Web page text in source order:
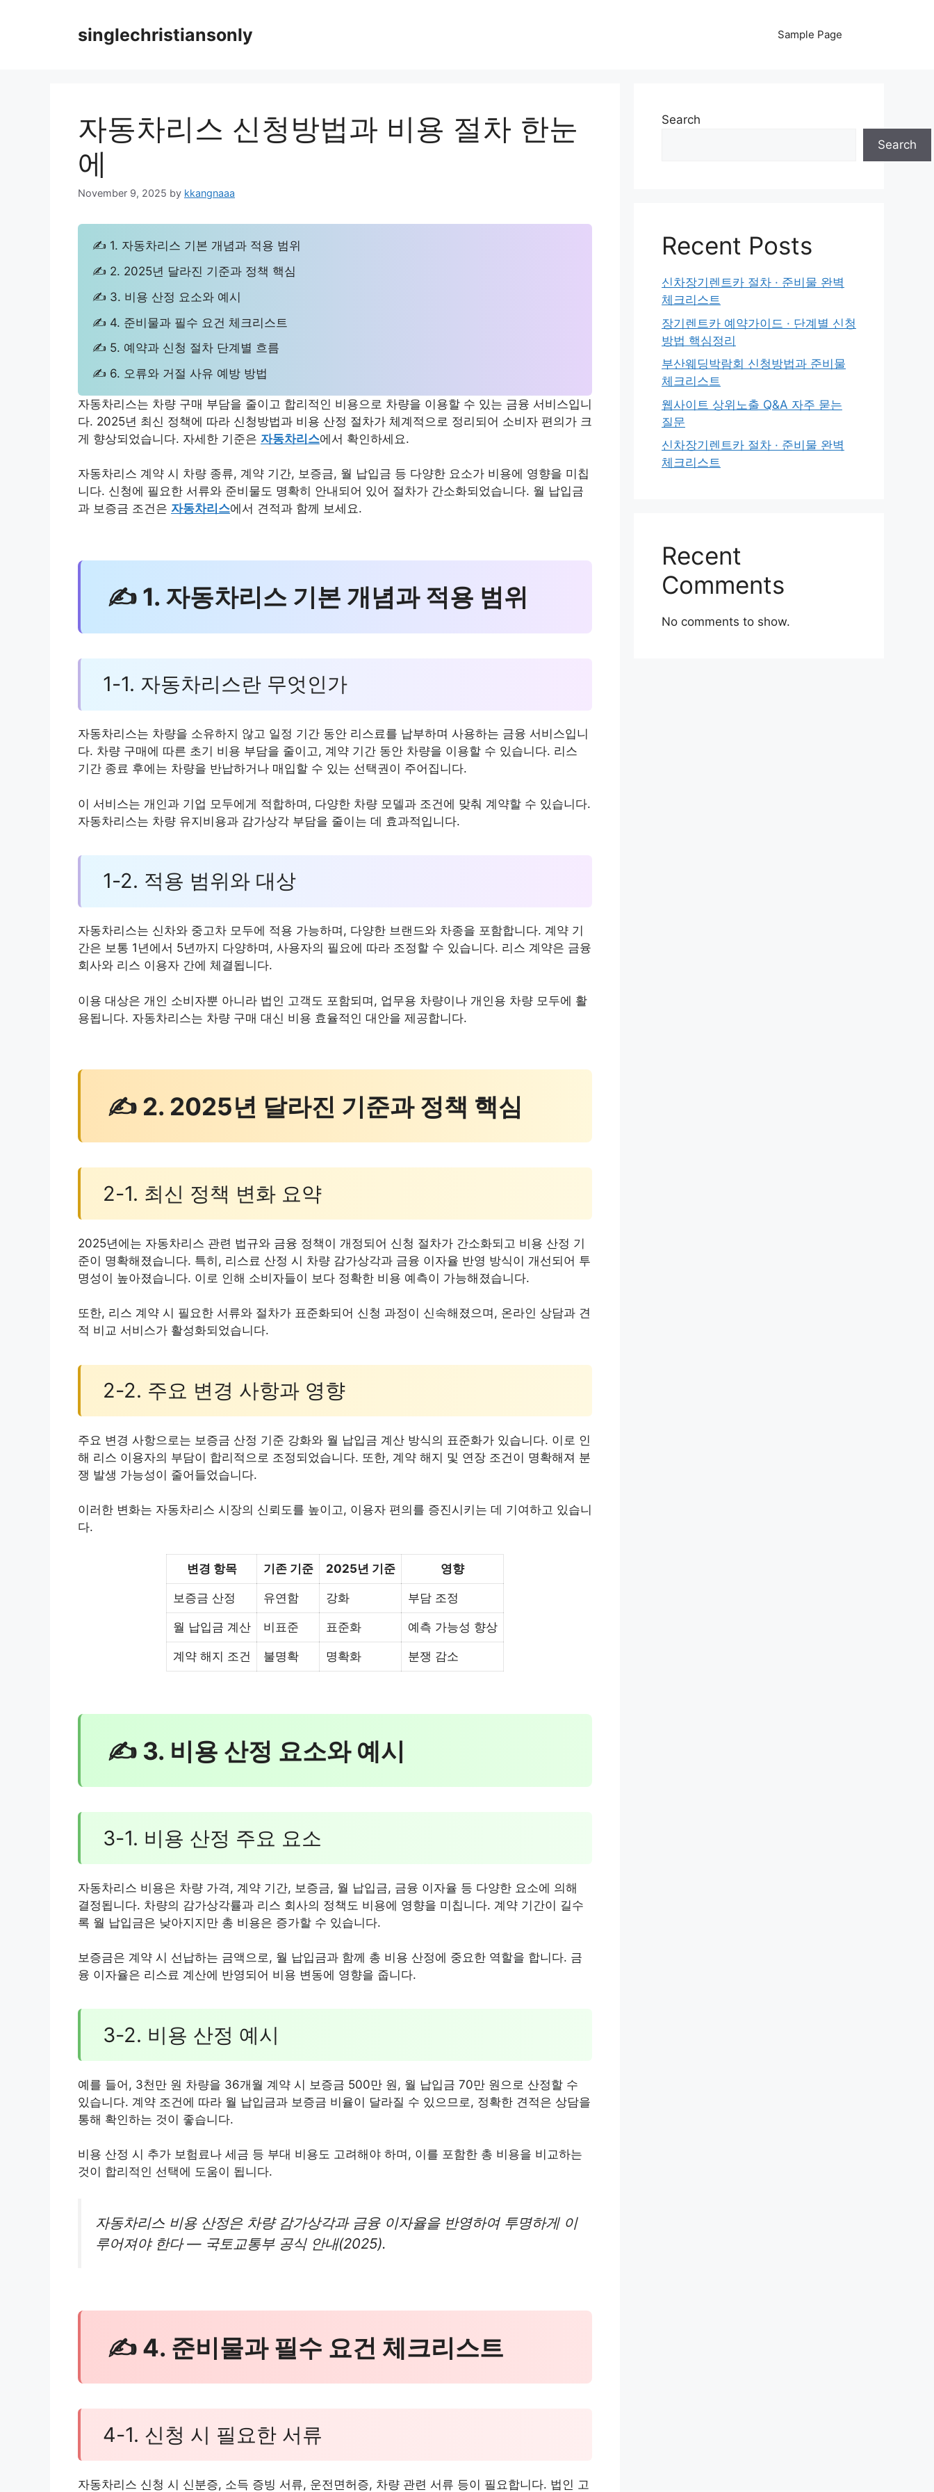
singlechristiansonly Sample Page
자동차리스 신청방법과 비용 절차 한눈
에
November 9, 2025 by kkangnaaa
✍ 1. 자동차리스 기본 개념과 적용 범위
✍ 2. 2025년 달라진 기준과 정책 핵심
✍ 3. 비용 산정 요소와 예시
✍ 4. 준비물과 필수 요건 체크리스트
✍ 5. 예약과 신청 절차 단계별 흐름
✍ 6. 오류와 거절 사유 예방 방법
자동차리스는 차량 구매 부담을 줄이고 합리적인 비용으로 차량을 이용할 수 있는 금융 서비스입니
다. 2025년 최신 정책에 따라 신청방법과 비용 산정 절차가 체계적으로 정리되어 소비자 편의가 크
게 향상되었습니다. 자세한 기준은 자동차리스에서 확인하세요.
자동차리스 계약 시 차량 종류, 계약 기간, 보증금, 월 납입금 등 다양한 요소가 비용에 영향을 미칩
니다. 신청에 필요한 서류와 준비물도 명확히 안내되어 있어 절차가 간소화되었습니다. 월 납입금
과 보증금 조건은 자동차리스에서 견적과 함께 보세요.
✍ 1. 자동차리스 기본 개념과 적용 범위
1-1. 자동차리스란 무엇인가
자동차리스는 차량을 소유하지 않고 일정 기간 동안 리스료를 납부하며 사용하는 금융 서비스입니
다. 차량 구매에 따른 초기 비용 부담을 줄이고, 계약 기간 동안 차량을 이용할 수 있습니다. 리스
기간 종료 후에는 차량을 반납하거나 매입할 수 있는 선택권이 주어집니다.
이 서비스는 개인과 기업 모두에게 적합하며, 다양한 차량 모델과 조건에 맞춰 계약할 수 있습니다.
자동차리스는 차량 유지비용과 감가상각 부담을 줄이는 데 효과적입니다.
1-2. 적용 범위와 대상
자동차리스는 신차와 중고차 모두에 적용 가능하며, 다양한 브랜드와 차종을 포함합니다. 계약 기
간은 보통 1년에서 5년까지 다양하며, 사용자의 필요에 따라 조정할 수 있습니다. 리스 계약은 금융
회사와 리스 이용자 간에 체결됩니다.
이용 대상은 개인 소비자뿐 아니라 법인 고객도 포함되며, 업무용 차량이나 개인용 차량 모두에 활
용됩니다. 자동차리스는 차량 구매 대신 비용 효율적인 대안을 제공합니다.
✍ 2. 2025년 달라진 기준과 정책 핵심
2-1. 최신 정책 변화 요약
2025년에는 자동차리스 관련 법규와 금융 정책이 개정되어 신청 절차가 간소화되고 비용 산정 기
준이 명확해졌습니다. 특히, 리스료 산정 시 차량 감가상각과 금융 이자율 반영 방식이 개선되어 투
명성이 높아졌습니다. 이로 인해 소비자들이 보다 정확한 비용 예측이 가능해졌습니다.
또한, 리스 계약 시 필요한 서류와 절차가 표준화되어 신청 과정이 신속해졌으며, 온라인 상담과 견
적 비교 서비스가 활성화되었습니다.
2-2. 주요 변경 사항과 영향
주요 변경 사항으로는 보증금 산정 기준 강화와 월 납입금 계산 방식의 표준화가 있습니다. 이로 인
해 리스 이용자의 부담이 합리적으로 조정되었습니다. 또한, 계약 해지 및 연장 조건이 명확해져 분
쟁 발생 가능성이 줄어들었습니다.
이러한 변화는 자동차리스 시장의 신뢰도를 높이고, 이용자 편의를 증진시키는 데 기여하고 있습니
다.
변경 항목 기존 기준 2025년 기준 영향
보증금 산정 유연함 강화 부담 조정
월 납입금 계산 비표준 표준화 예측 가능성 향상
계약 해지 조건 불명확 명확화 분쟁 감소
✍ 3. 비용 산정 요소와 예시
3-1. 비용 산정 주요 요소
자동차리스 비용은 차량 가격, 계약 기간, 보증금, 월 납입금, 금융 이자율 등 다양한 요소에 의해
결정됩니다. 차량의 감가상각률과 리스 회사의 정책도 비용에 영향을 미칩니다. 계약 기간이 길수
록 월 납입금은 낮아지지만 총 비용은 증가할 수 있습니다.
보증금은 계약 시 선납하는 금액으로, 월 납입금과 함께 총 비용 산정에 중요한 역할을 합니다. 금
융 이자율은 리스료 계산에 반영되어 비용 변동에 영향을 줍니다.
3-2. 비용 산정 예시
예를 들어, 3천만 원 차량을 36개월 계약 시 보증금 500만 원, 월 납입금 70만 원으로 산정할 수
있습니다. 계약 조건에 따라 월 납입금과 보증금 비율이 달라질 수 있으므로, 정확한 견적은 상담을
통해 확인하는 것이 좋습니다.
비용 산정 시 추가 보험료나 세금 등 부대 비용도 고려해야 하며, 이를 포함한 총 비용을 비교하는
것이 합리적인 선택에 도움이 됩니다.
자동차리스 비용 산정은 차량 감가상각과 금융 이자율을 반영하여 투명하게 이
루어져야 한다 — 국토교통부 공식 안내(2025).
✍ 4. 준비물과 필수 요건 체크리스트
4-1. 신청 시 필요한 서류
자동차리스 신청 시 신분증, 소득 증빙 서류, 운전면허증, 차량 관련 서류 등이 필요합니다. 법인 고
Search
Search
Recent Posts
신차장기렌트카 절차 · 준비물 완벽
체크리스트
장기렌트카 예약가이드 · 단계별 신청
방법 핵심정리
부산웨딩박람회 신청방법과 준비물
체크리스트
웹사이트 상위노출 Q&A 자주 묻는
질문
신차장기렌트카 절차 · 준비물 완벽
체크리스트
Recent
Comments
No comments to show.